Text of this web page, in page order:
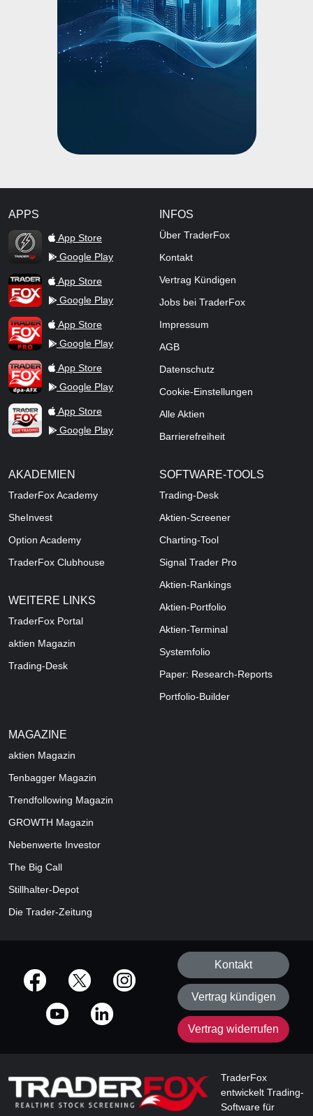
APPS
TraderFox Flash
App Store
Google Play
TraderFox AppApp Store
Google Play
TraderFox ProApp Store
Google Play
TraderFox dpa-AFX ProFeed
App Store
Google Play
TraderFox Live Trading
App Store
Google Play
INFOS
Über TraderFox
Kontakt
Vertrag Kündigen
Jobs bei TraderFox
Impressum
AGB
Datenschutz
Cookie-Einstellungen
Alle Aktien
Barrierefreiheit
AKADEMIEN
TraderFox Academy
SheInvest
Option Academy
TraderFox Clubhouse
WEITERE LINKS
TraderFox Portal
aktien Magazin
Trading-Desk
SOFTWARE-TOOLS
Trading-Desk
Aktien-Screener
Charting-Tool
Signal Trader Pro
Aktien-Rankings
Aktien-Portfolio
Aktien-Terminal
Systemfolio
Paper: Research-Reports
Portfolio-Builder
MAGAZINE
aktien Magazin
Tenbagger Magazin
Trendfollowing Magazin
GROWTH Magazin
Nebenwerte Investor
The Big Call
Stillhalter-Depot
Die Trader-Zeitung
offizielle Social Media-Accounts
Kontakt
Vertrag kündigen
Vertrag widerrufen
TraderFox
entwickelt Trading-
Software für